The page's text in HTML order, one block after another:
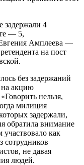
4
— 5,
Амплеева —
на пост
без задержаний
на акцию
нельзя,
милиция
задержали,
обратила внимание
как
сотрудников
не давая
людей.